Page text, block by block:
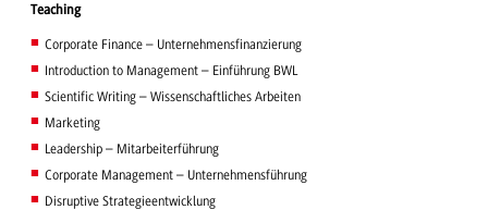
Teaching
Corporate Finance – Unternehmensfinanzierung
Introduction to Management – Einführung BWL
Scientific Writing – Wissenschaftliches Arbeiten
Marketing
Leadership – Mitarbeiterführung
Corporate Management – Unternehmensführung
Disruptive Strategieentwicklung